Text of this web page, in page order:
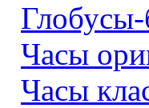
Часы
Часы